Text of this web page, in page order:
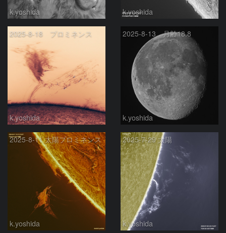
k.yoshida k.yoshida
2025-8-18 プロミネンス
k.yoshida
2025-8-13 月齢18.8
k.yoshida
2025-8-11 太陽プロミネンス
k.yoshida
2025-7-29 太陽
k.yoshida